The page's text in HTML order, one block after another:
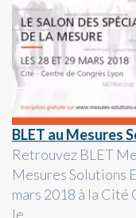
BLET au Mesures
Retrouvez BLET
Mesures Solutions
mars 2018 à la Cité
le...